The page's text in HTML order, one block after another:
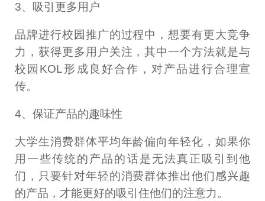
3、吸引更多用户
品牌进行校园推广的过程中，想要有更大竞争
力，获得更多用户关注，其中一个方法就是与
校园KOL形成良好合作，对产品进行合理宣
传。
4、保证产品的趣味性
大学生消费群体平均年龄偏向年轻化，如果你
用一些传统的产品的话是无法真正吸引到他
们，只要针对年轻的消费群体推出他们感兴趣
的产品，才能更好的吸引住他们的注意力。